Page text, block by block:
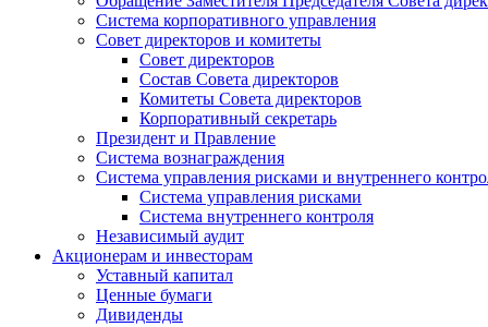
Система корпоративного управления
Совет директоров и комитеты
Совет директоров
Состав Совета директоров
Комитеты Совета директоров
Корпоративный секретарь
Президент и Правление
Система вознаграждения
Система управления рисками и внутреннего
Система управления рисками
Система внутреннего контроля
Независимый аудит
Акционерам и инвесторам
Уставный капитал
Ценные бумаги
Дивиденды